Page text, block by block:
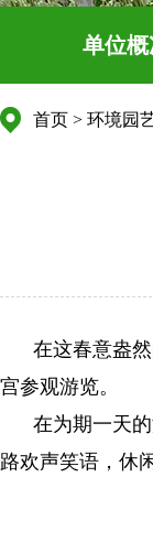
单位概
首页 > 环境园
在这春意盎然
宫参观游览。
在为期一天的
路欢声笑语，休